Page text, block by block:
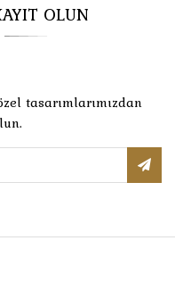
OLUN
tasarımlarımızdan